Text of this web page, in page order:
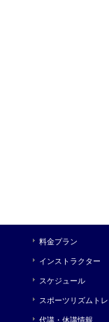
料金プラン
インストラクター
スケジュール
スポーツリズムト
代講・休講情報